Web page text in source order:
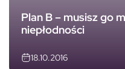
Plan B – musisz go
niepłodności
18.10.2016